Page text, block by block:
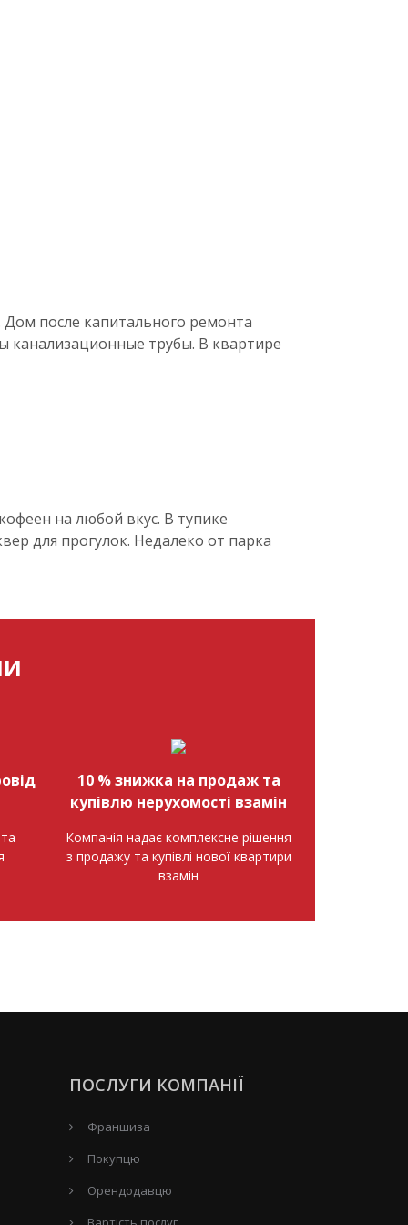
после капитального ремонта
трубы. В квартире
на любой вкус. В тупике
для прогулок. Недалеко от парка
10 % знижка на продаж та
купівлю нерухомості взамін
Компанія надає комплексне рішення
з продажу та купівлі нової квартири
взамін
ПОСЛУГИ КОМПАНІЇ
Франшиза
Покупцю
Орендодавцю